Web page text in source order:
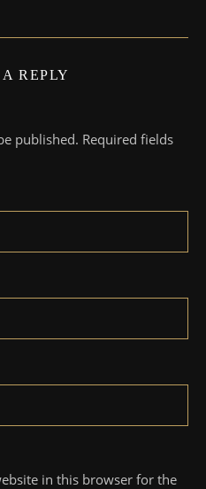
REPLY
published. Required fields
in this browser for the